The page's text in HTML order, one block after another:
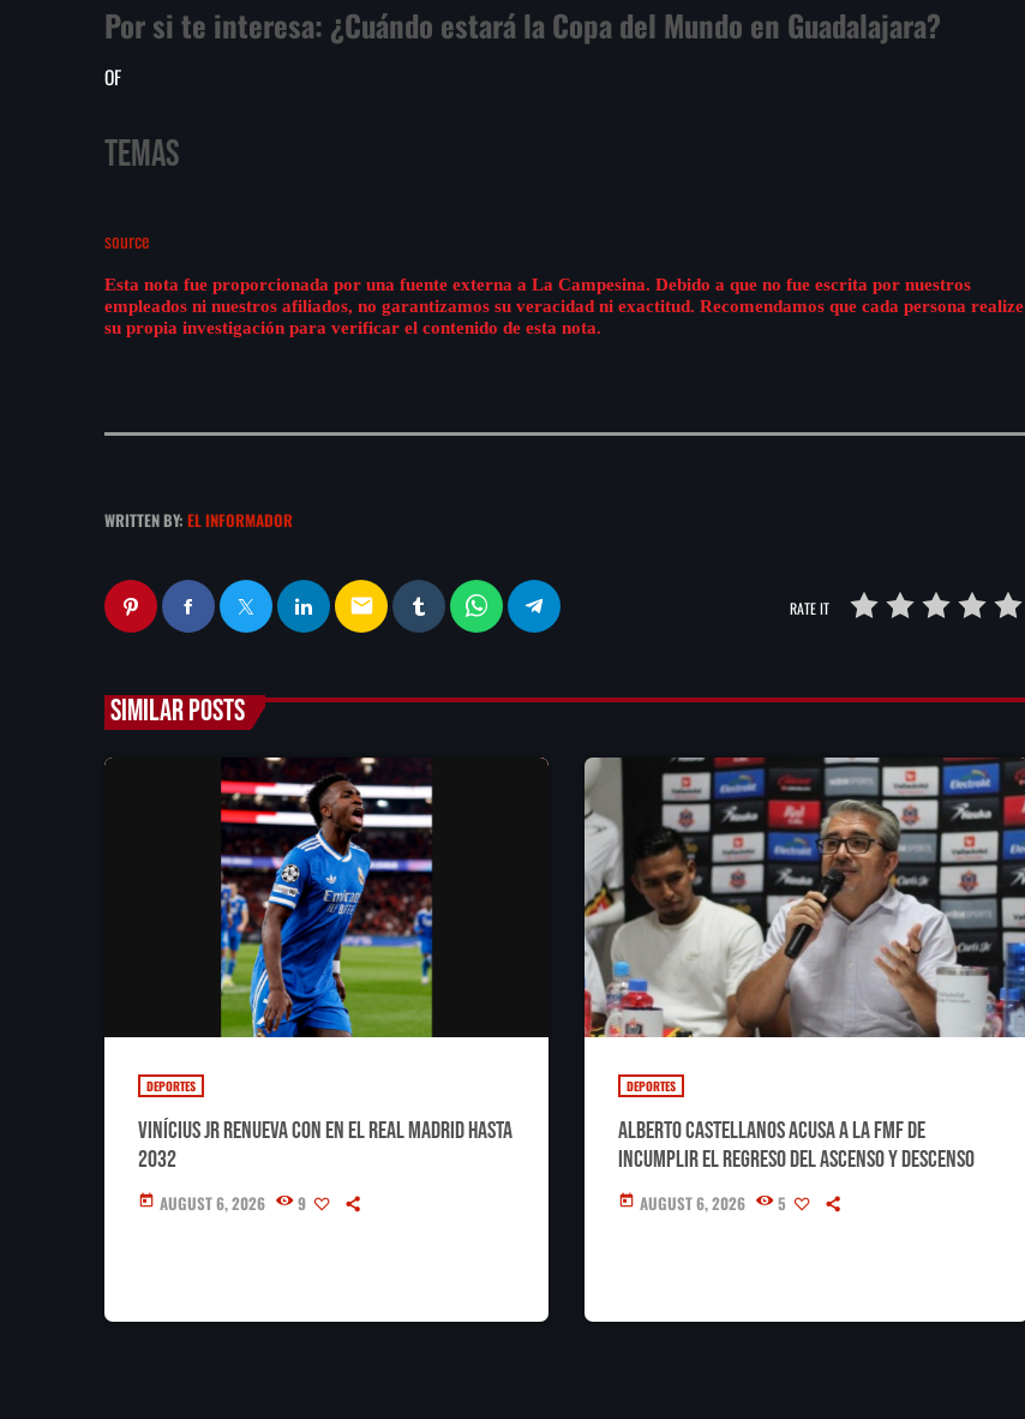
Por si te interesa: ¿Cuándo estará la Copa del Mundo en Guadalajara?
OF
Temas
source
Esta nota fue proporcionada por una fuente externa a La Campesina. Debido a que no fue escrita por nuestros
empleados ni nuestros afiliados, no garantizamos su veracidad ni exactitud. Recomendamos que cada persona realize
su propia investigación para verificar el contenido de esta nota.
WRITTEN BY: EL INFORMADOR
email RATE IT
SIMILAR POSTS
DEPORTES
Vinícius Jr renueva con en el Real Madrid hasta
2032
today AUGUST 6, 2026 9
DEPORTES
Alberto Castellanos acusa a la FMF de
incumplir el regreso del ascenso y descenso
today AUGUST 6, 2026 5